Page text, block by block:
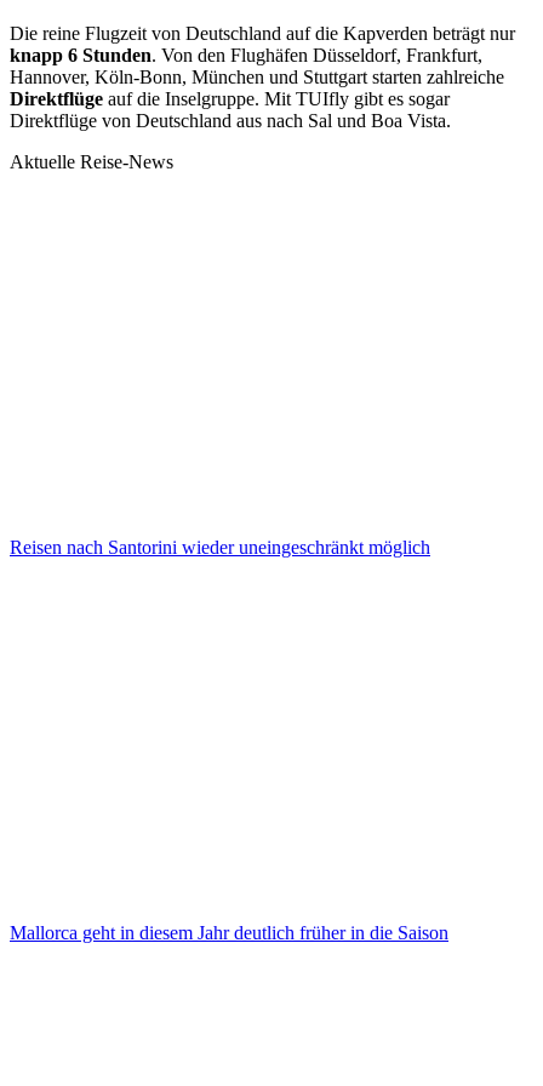
Die reine Flugzeit von Deutschland auf die Kapverden beträgt nur
knapp 6 Stunden. Von den Flughäfen Düsseldorf, Frankfurt,
Hannover, Köln-Bonn, München und Stuttgart starten zahlreiche
Direktflüge auf die Inselgruppe. Mit TUIfly gibt es sogar
Direktflüge von Deutschland aus nach Sal und Boa Vista.
Aktuelle Reise-News
Reisen nach Santorini wieder uneingeschränkt möglich
Mallorca geht in diesem Jahr deutlich früher in die Saison